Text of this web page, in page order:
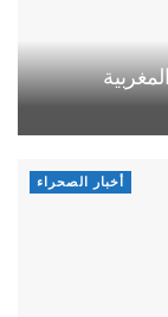
أخبار الصحراء